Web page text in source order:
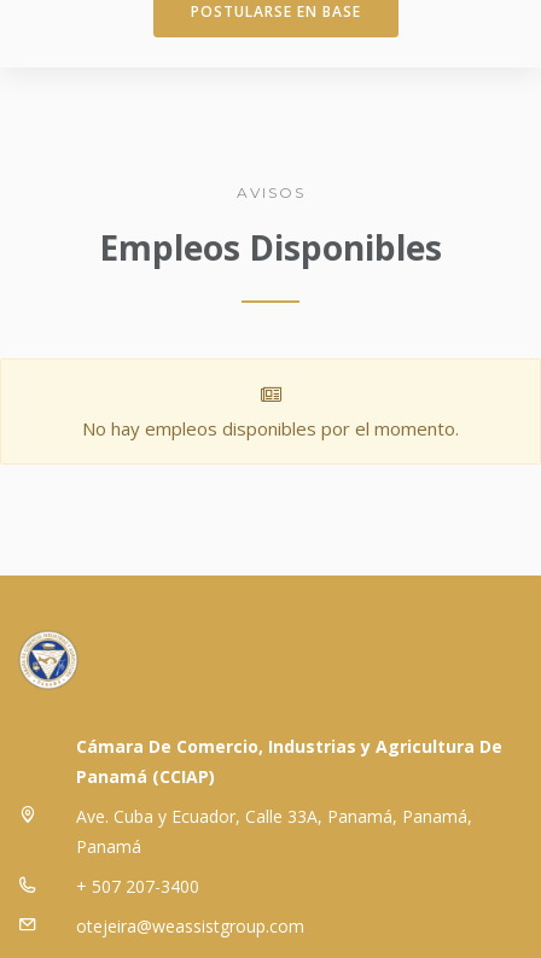
POSTULARSE EN BASE
AVISOS
Empleos Disponibles
No hay empleos disponibles por el momento.
Cámara De Comercio, Industrias y Agricultura De
Panamá (CCIAP)
Ave. Cuba y Ecuador, Calle 33A, Panamá, Panamá,
Panamá
+ 507 207-3400
otejeira@weassistgroup.com